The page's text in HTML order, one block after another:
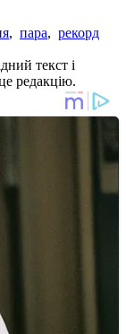
, пара, рекорд
текст і
редакцію.